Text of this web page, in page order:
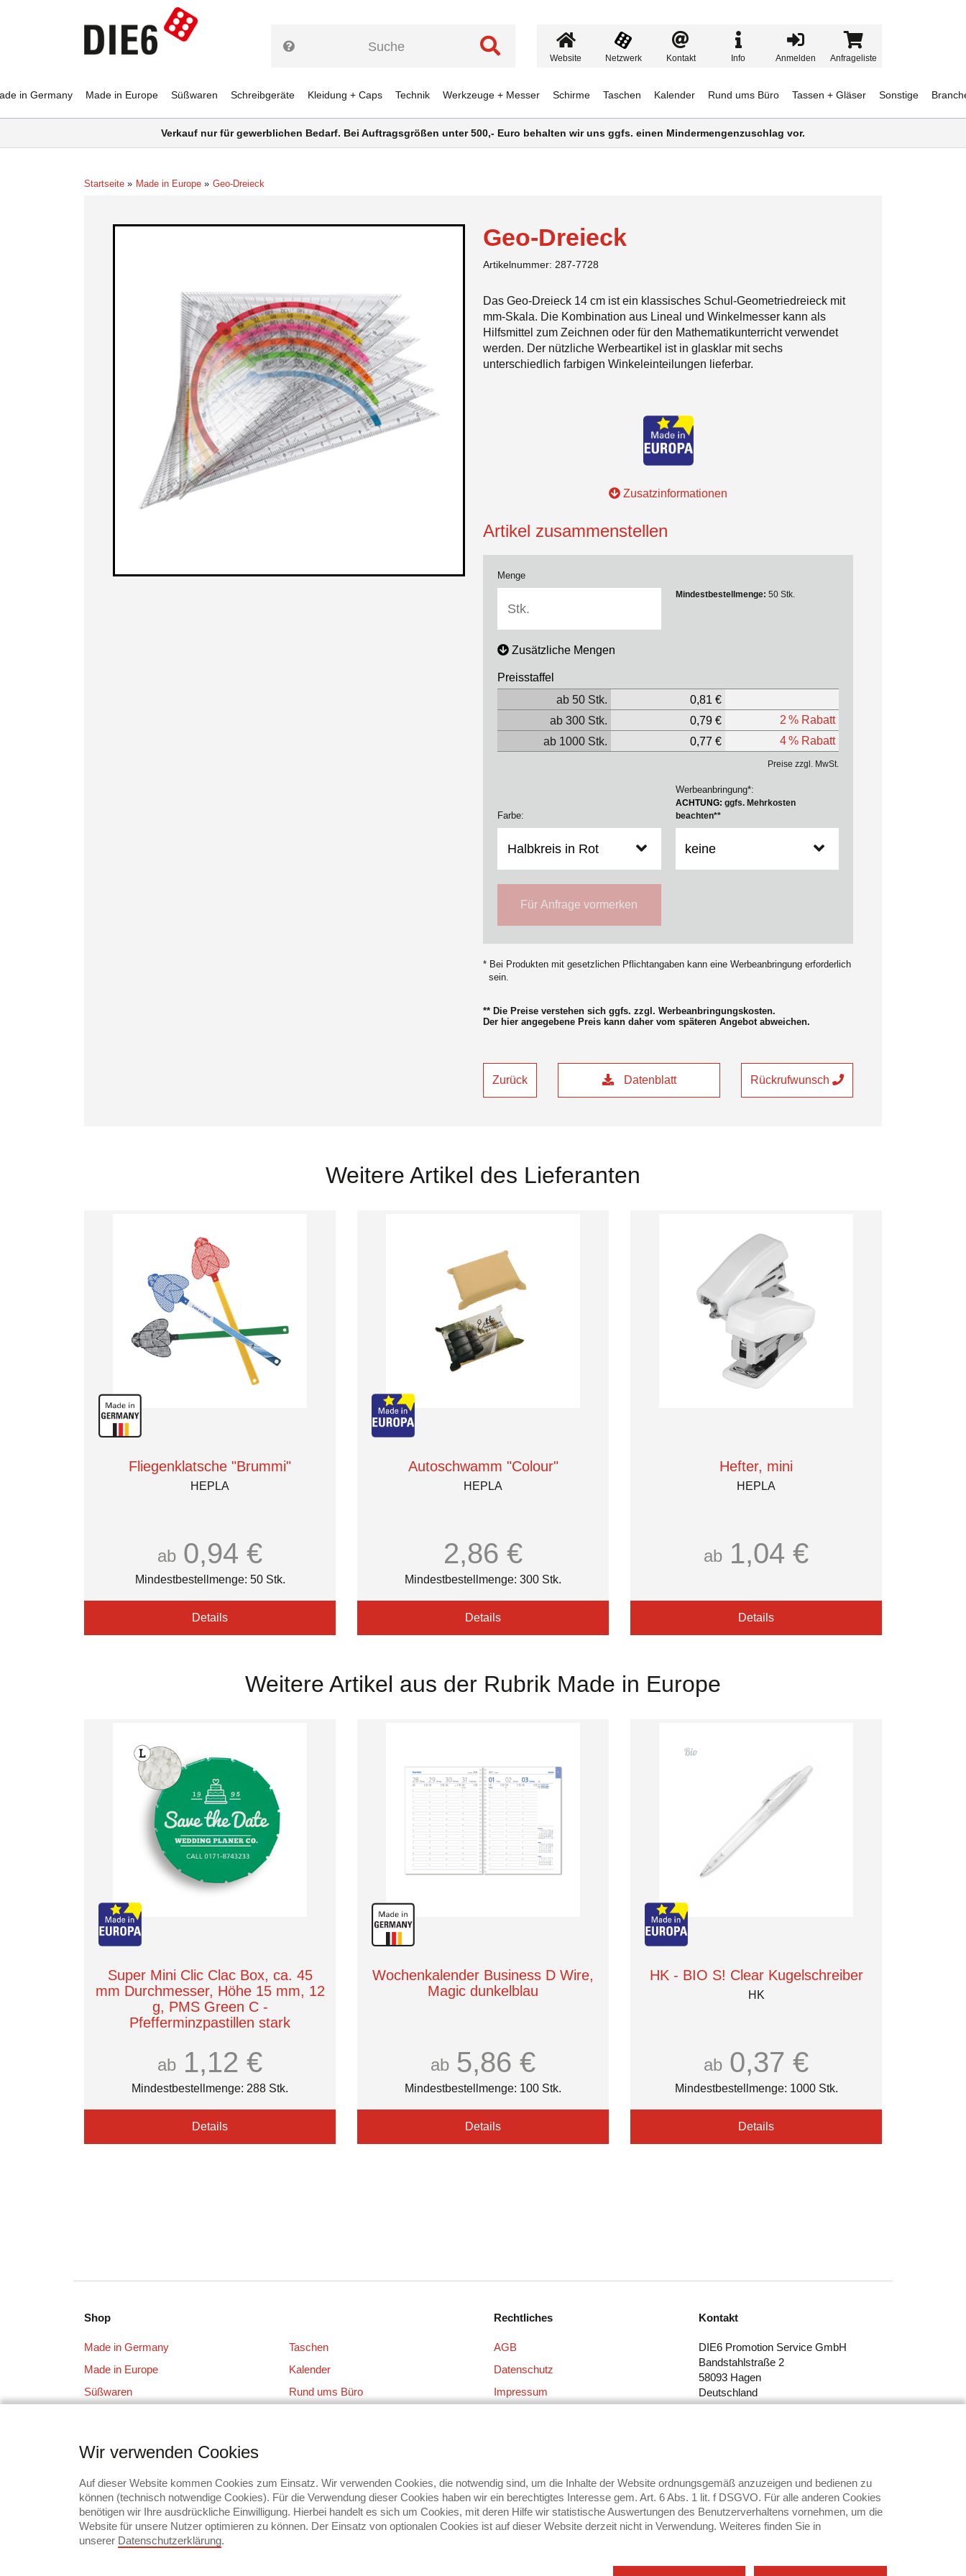
in Germany Made in Europe Süßwaren Schreibgeräte Kleidung + Caps Technik Werkzeuge + Messer Schirme Taschen Kalender Rund ums Büro Tassen + Gläser Sonstige
Website Netzwerk Kontakt Info Anmelden Anfrageliste
Verkauf nur für gewerblichen Bedarf. Bei Auftragsgrößen unter 500,- Euro behalten wir uns ggfs. einen Mindermengenzuschlag vor.
Startseite Made in Europe Geo-Dreieck
Geo-Dreieck
Artikelnummer: 287-7728
Das Geo-Dreieck 14 cm ist ein klassisches Schul-Geometriedreieck mit
mm-Skala. Die Kombination aus Lineal und Winkelmesser kann als
Hilfsmittel zum Zeichnen oder für den Mathematikunterricht verwendet
werden. Der nützliche Werbeartikel ist in glasklar mit sechs
unterschiedlich farbigen Winkeleinteilungen lieferbar.
Zusatzinformationen
Artikel zusammenstellen
Menge
Mindestbestellmenge: 50 Stk.
Zusätzliche Mengen
Preisstaffel
ab 50 Stk.
0,81 €
ab 300 Stk.
0,79 €
2 % Rabatt
ab 1000 Stk.
0,77 € 4 % Rabatt
Preise zzgl. MwSt.
Farbe:
Werbeanbringung*:
ACHTUNG: ggfs. Mehrkosten
beachten**
Für Anfrage vormerken
* Bei Produkten mit gesetzlichen Pflichtangaben kann eine Werbeanbringung erforderlich
sein.
** Die Preise verstehen sich ggfs. zzgl. Werbeanbringungskosten.
Der hier angegebene Preis kann daher vom späteren Angebot abweichen.
Zurück Datenblatt Rückrufwunsch
Weitere Artikel des Lieferanten
Fliegenklatsche "Brummi"
HEPLA
ab 0,94 €
Mindestbestellmenge: 50 Stk.
Details
Autoschwamm "Colour"
HEPLA
2,86 €
Mindestbestellmenge: 300 Stk.
Details
Hefter, mini
HEPLA
ab 1,04 €
Details
Weitere Artikel aus der Rubrik Made in Europe
Super Mini Clic Clac Box, ca. 45
mm Durchmesser, Höhe 15 mm, 12
g, PMS Green C -
Pfefferminzpastillen stark
ab 1,12 €
Mindestbestellmenge: 288 Stk.
Details
Wochenkalender Business D Wire,
Magic dunkelblau
ab 5,86 €
Mindestbestellmenge: 100 Stk.
Details
HK - BIO S! Clear Kugelschreiber
HK
ab 0,37 €
Mindestbestellmenge: 1000 Stk.
Details
Shop
Made in Germany
Made in Europe
Süßwaren
Technik
Werkzeuge + Messer
Schirme
Taschen
Kalender
Rund ums Büro
Rechtliches
AGB
Datenschutz
Impressum
Kontakt
DIE6 Promotion Service GmbH
Bandstahlstraße 2
58093 Hagen
Deutschland
Wir verwenden Cookies
Auf dieser Website kommen Cookies zum Einsatz. Wir verwenden Cookies, die notwendig sind, um die Inhalte der Website ordnungsgemäß anzuzeigen und bedienen zu
können (technisch notwendige Cookies). Für die Verwendung dieser Cookies haben wir ein berechtigtes Interesse gem. Art. 6 Abs. 1 lit. f DSGVO. Für alle anderen Cookies
benötigen wir Ihre ausdrückliche Einwilligung. Hierbei handelt es sich um Cookies, mit deren Hilfe wir statistische Auswertungen des Benutzerverhaltens vornehmen, um die
Website für unsere Nutzer optimieren zu können. Der Einsatz von optionalen Cookies ist auf dieser Website derzeit nicht in Verwendung. Weiteres finden Sie in
unserer Datenschutzerklärung.